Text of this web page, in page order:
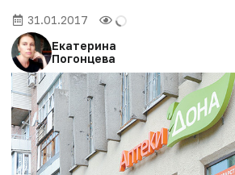
31.01.2017
Екатерина
Погонцева